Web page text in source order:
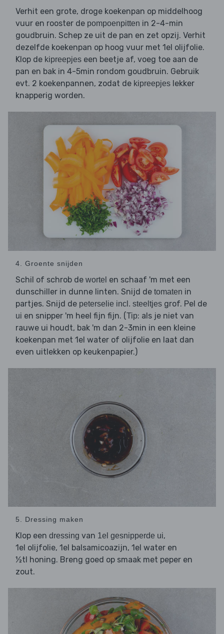
Verhit een grote, droge koekenpan op middelhoog
vuur en rooster de pompoenpitten in 2-4-min
goudbruin. Schep ze uit de pan en zet opzij. Verhit
dezelfde koekenpan op hoog vuur met 1el olijfolie.
Klop de kipreepjes een beetje af, voeg toe aan de
pan en bak in 4-5min rondom goudbruin. Gebruik
evt. 2 koekenpannen, zodat de kipreepjes lekker
knapperig worden.
4. Groente snijden
Schil of schrob de wortel en schaaf 'm met een
dunschiller in dunne linten. Snijd de tomaten in
partjes. Snijd de peterselie incl. steeltjes grof. Pel de
ui en snipper 'm heel fijn fijn. (Tip: als je niet van
rauwe ui houdt, bak 'm dan 2-3min in een kleine
koekenpan met 1el water of olijfolie en laat dan
even uitlekken op keukenpapier.)
5. Dressing maken
Klop een dressing van 1el gesnipperde ui,
1el olijfolie, 1el balsamicoazijn, 1el water en
½tl honing. Breng goed op smaak met peper en
zout.